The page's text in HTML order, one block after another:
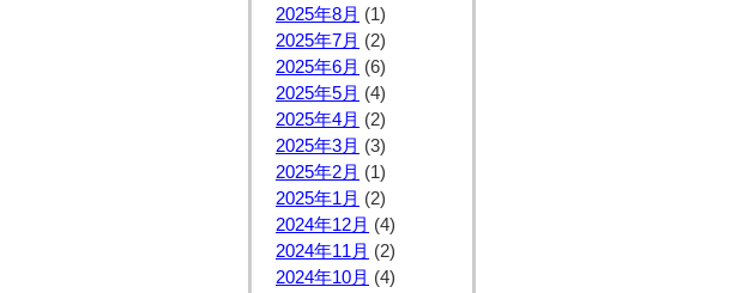
2025年8月 (1)
2025年7月 (2)
2025年6月 (6)
2025年5月 (4)
2025年4月 (2)
2025年3月 (3)
2025年2月 (1)
2025年1月 (2)
2024年12月 (4)
2024年11月 (2)
2024年10月 (4)